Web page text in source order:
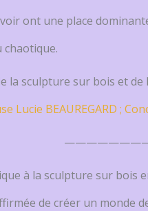
ont une place
chaotique.
la sculpture sur bois et
Lucie BEAUREGARD ;
à la sculpture sur bois
de créer un monde